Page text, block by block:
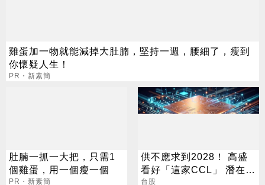
雞蛋加一物就能減掉大肚腩，堅持一週，腰細了，瘦到
你懷疑人生！
PR・新素簡
肚腩一抓一大把，只需1
個雞蛋，用一個瘦一個
PR・新素簡
供不應求到2028！ 高盛
看好「這家CCL」 潛在漲
台股